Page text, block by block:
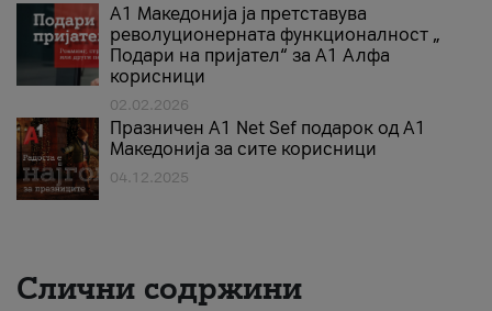
А1 Македонија ја претставува
револуционерната функционалност „
Подари на пријател“ за А1 Алфа
корисници
02.02.2026
Празничен A1 Net Sеf подарок од А1
Македонија за сите корисници
04.12.2025
Слични содржини